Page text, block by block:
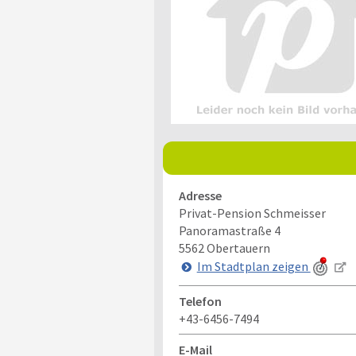
Adresse
Privat-Pension Schmeisser
Panoramastraße 4
5562Obertauern
Im Stadtplan zeigen
Telefon
+43-6456-7494
E-Mail